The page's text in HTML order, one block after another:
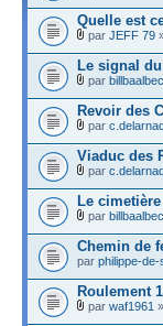
Quelle est
par JEFF 79
Le signal
par billbaalbec
Revoir des
par
Viaduc des
par
Le
par billbaalbec
Chemin de
par philippe-de-
Roulement
par waf1961